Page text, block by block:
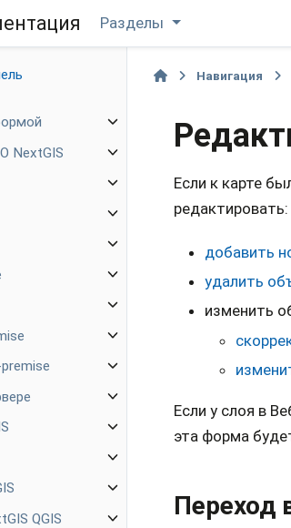
Разделы
NextGIS
QGIS
Навигация
Если к карте
редактировать:
добавить
удалить
изменить
Если у слоя в
эта форма
Переход